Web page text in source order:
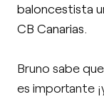
baloncestista
CB Canarias.
Bruno sabe
es importante